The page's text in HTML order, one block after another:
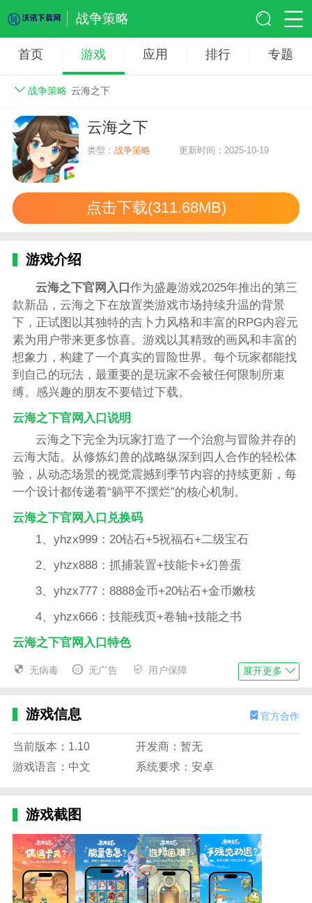
战争策略
首页 游戏 应用 排行 专题
战争策略 云海之下
云海之下
类型：战争策略 更新时间：2025-10-19
点击下载(311.68MB)
游戏介绍
云海之下官网入口作为盛趣游戏2025年推出的第三
款新品，云海之下在放置类游戏市场持续升温的背景
下，正试图以其独特的吉卜力风格和丰富的RPG内容元
素为用户带来更多惊喜。游戏以其精致的画风和丰富的
想象力，构建了一个真实的冒险世界。每个玩家都能找
到自己的玩法，最重要的是玩家不会被任何限制所束
缚。感兴趣的朋友不要错过下载。
云海之下官网入口说明
云海之下完全为玩家打造了一个治愈与冒险并存的
云海大陆。从修炼幻兽的战略纵深到四人合作的轻松体
验，从动态场景的视觉震撼到季节内容的持续更新，每
一个设计都传递着“躺平不摆烂”的核心机制。
云海之下官网入口兑换码
1、yhzx999：20钻石+5祝福石+二级宝石
2、yhzx888：抓捕装置+技能卡+幻兽蛋
3、yhzx777：8888金币+20钻石+金币嫩枝
4、yhzx666：技能残页+卷轴+技能之书
云海之下官网入口特色
1、游戏的地图设计巧妙而广阔，从繁花似锦的森
林到深不可测的洞穴，从古老的遗迹到悬浮在空中的岛
2、游戏不仅仅满足于视觉上的享受，它在玩法上
也下了很大功夫。
3、玩家可以根据幻兽的不同属性进行战略组队，
剧情和魔兽，让你每次登录游戏都有新的发现。
云海之下官网入口游戏攻略-职业介绍
1、学者：后排治疗专家，可释放法术为队友提供
无病毒 无广告 用户保障 展开更多
游戏信息 官方合作
当前版本：1.10
开发商：暂无
游戏语言：中文
系统要求：安卓
游戏截图